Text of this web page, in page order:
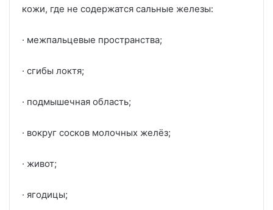
кожи, где не содержатся сальные железы:
· межпальцевые пространства;
· сгибы локтя;
· подмышечная область;
· вокруг сосков молочных желёз;
· живот;
· ягодицы;